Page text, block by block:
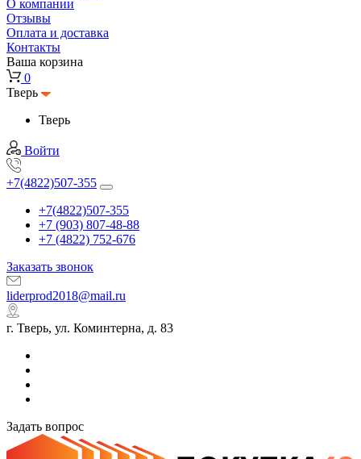
О компании
Отзывы
Оплата и доставка
Контакты
Ваша корзина
0
Тверь
Тверь
Войти
+7(4822)507-355
+7(4822)507-355
+7 (903) 807-48-88
+7 (4822) 752-676
Заказать звонок
liderprod2018@mail.ru
г. Тверь, ул. Коминтерна, д. 83
Задать вопрос